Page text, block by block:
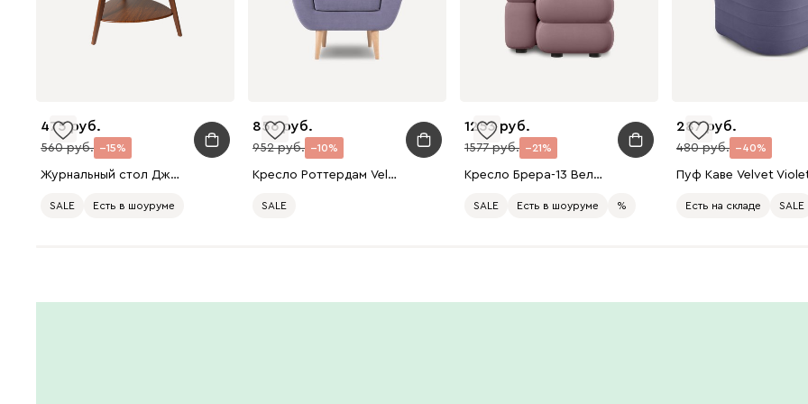
475
560 15
Журнальный стол Джексон Древесный темный
SALE Есть в шоуруме
856
952 10
Кресло Роттердам Velvet Violet
SALE
1253
1577 21
Кресло Брера-13 Велюр Лиловый
SALE Есть в шоуруме %
287
480 40
Пуф Каве Velvet
Есть на складе SALE